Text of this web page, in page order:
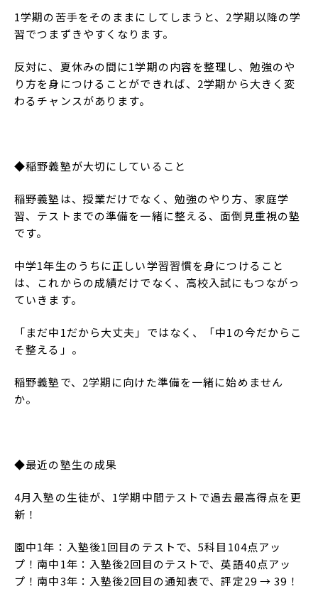
1学期の苦手をそのままにしてしまうと、2学期以降の学
習でつまずきやすくなります。
反対に、夏休みの間に1学期の内容を整理し、勉強のや
り方を身につけることができれば、2学期から大きく変
わるチャンスがあります。
◆稲野義塾が大切にしていること
稲野義塾は、授業だけでなく、勉強のやり方、家庭学
習、テストまでの準備を一緒に整える、面倒見重視の塾
です。
中学1年生のうちに正しい学習習慣を身につけること
は、これからの成績だけでなく、高校入試にもつながっ
ていきます。
「まだ中1だから大丈夫」ではなく、「中1の今だからこ
そ整える」。
稲野義塾で、2学期に向けた準備を一緒に始めません
か。
◆最近の塾生の成果
4月入塾の生徒が、1学期中間テストで過去最高得点を更
新！
園中1年：入塾後1回目のテストで、5科目104点アッ
プ！南中1年：入塾後2回目のテストで、英語40点アッ
プ！南中3年：入塾後2回目の通知表で、評定29 → 39！